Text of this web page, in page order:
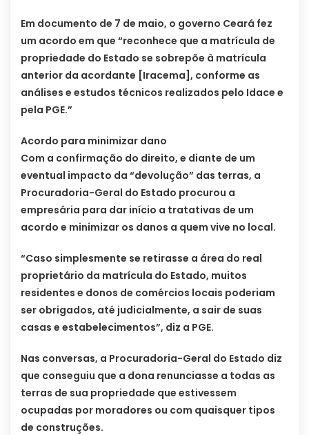
Em documento de 7 de maio, o governo Ceará fez
um acordo em que “reconhece que a matrícula de
propriedade do Estado se sobrepõe à matrícula
anterior da acordante [Iracema], conforme as
análises e estudos técnicos realizados pelo Idace e
pela PGE.”
Acordo para minimizar dano
Com a confirmação do direito, e diante de um
eventual impacto da “devolução” das terras, a
Procuradoria-Geral do Estado procurou a
empresária para dar início a tratativas de um
acordo e minimizar os danos a quem vive no local.
“Caso simplesmente se retirasse a área do real
proprietário da matrícula do Estado, muitos
residentes e donos de comércios locais poderiam
ser obrigados, até judicialmente, a sair de suas
casas e estabelecimentos”, diz a PGE.
Nas conversas, a Procuradoria-Geral do Estado diz
que conseguiu que a dona renunciasse a todas as
terras de sua propriedade que estivessem
ocupadas por moradores ou com quaisquer tipos
de construções.